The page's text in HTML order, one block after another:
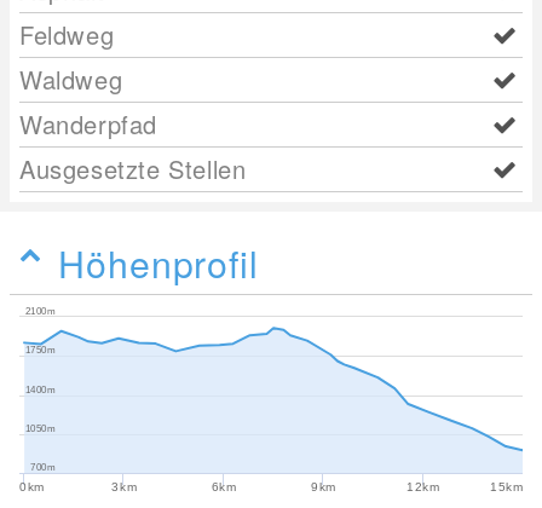
Feldweg
Waldweg
Wanderpfad
Ausgesetzte Stellen
Höhenprofil
0km 3km 6km 9km 12km 15km
700m
1050m
1400m
1750m
2100m